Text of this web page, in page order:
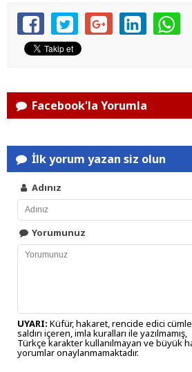
Facebook'la Yorumla
İlk yorum yazan siz olun
Adınız
Yorumunuz
UYARI: Küfür, hakaret, rencide edici
saldırı içeren, imla kuralları ile yazılmamış,
Türkçe karakter kullanılmayan ve büyük
yorumlar onaylanmamaktadır.